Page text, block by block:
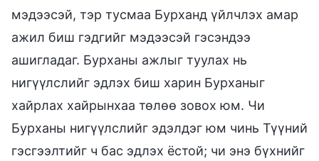
мэдээсэй, тэр тусмаа Бурханд үйлчлэх амар
ажил биш гэдгийг мэдээсэй гэсэндээ
ашигладаг. Бурханы ажлыг туулах нь
нигүүлслийг эдлэх биш харин Бурханыг
хайрлах хайрынхаа төлөө зовох юм. Чи
Бурханы нигүүлслийг эдэлдэг юм чинь Түүний
гэсгээлтийг ч бас эдлэх ёстой; чи энэ бүхнийг